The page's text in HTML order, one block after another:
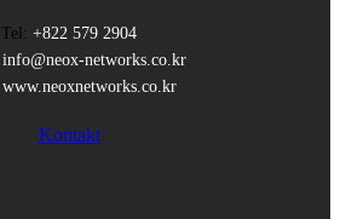
Tel: +822 579 2904
info@neox-networks.co.kr
www.neoxnetworks.co.kr
Kontakt